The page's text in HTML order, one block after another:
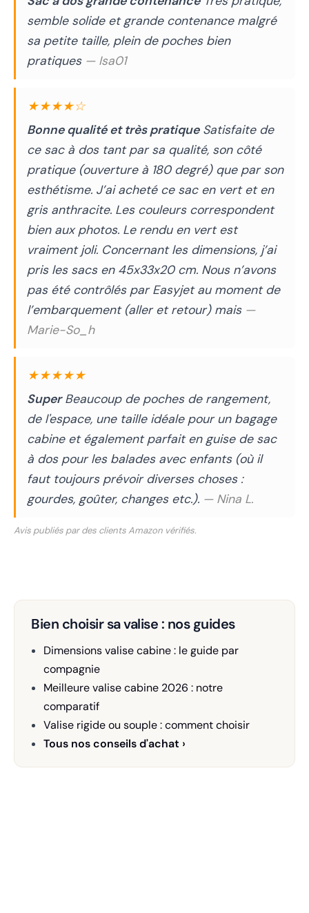
semble solide et grande contenance malgré
sa petite taille, plein de poches bien
pratiques — Isa01
★★★★☆
Bonne qualité et très pratiqueSatisfaite de
ce sac à dos tant par sa qualité, son côté
pratique (ouverture à 180 degré) que par son
esthétisme. J’ai acheté ce sac en vert et en
gris anthracite. Les couleurs correspondent
bien aux photos. Le rendu en vert est
vraiment joli. Concernant les dimensions, j’ai
pris les sacs en 45x33x20 cm. Nous n’avons
pas été contrôlés par Easyjet au moment de
l’embarquement (aller et retour) mais —
Marie-So_h
★★★★★
SuperBeaucoup de poches de rangement,
de l'espace, une taille idéale pour un bagage
cabine et également parfait en guise de sac
à dos pour les balades avec enfants (où il
faut toujours prévoir diverses choses :
gourdes, goûter, changes etc.). — Nina L.
Avis publiés par des clients Amazon vérifiés.
Bien choisir sa valise : nos guides
Dimensions valise cabine : le guide par
compagnie
Meilleure valise cabine 2026 : notre
comparatif
Valise rigide ou souple : comment choisir
Tous nos conseils d'achat ›